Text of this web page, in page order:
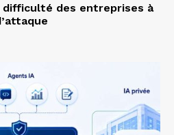
des entreprises à